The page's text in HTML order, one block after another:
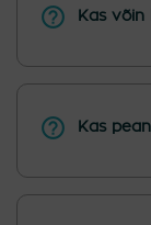
Kas
Kas